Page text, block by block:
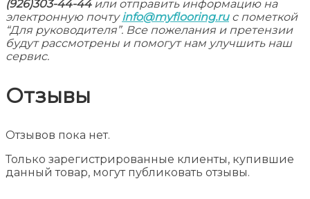
(926)303-44-44 или отправить информацию на
электронную почтуinfo@myflooring.ru с пометкой
“Для руководителя”. Все пожелания и претензии
будут рассмотрены и помогут нам улучшить наш
сервис.
Отзывы
Отзывов пока нет.
Только зарегистрированные клиенты, купившие
данный товар, могут публиковать отзывы.